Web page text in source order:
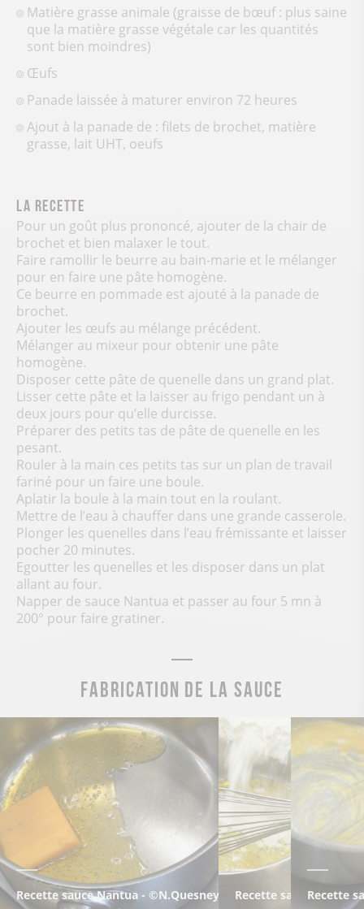
Matière grasse animale (graisse de bœuf : plus saine
que la matière grasse végétale car les quantités
sont bien moindres)
Œufs
Panade laissée à maturer environ 72 heures
Ajout à la panade de : filets de brochet, matière
grasse, lait UHT, oeufs
La Recette
Pour un goût plus prononcé, ajouter de la chair de
brochet et bien malaxer le tout.
Faire ramollir le beurre au bain-marie et le mélanger
pour en faire une pâte homogène.
Ce beurre en pommade est ajouté à la panade de
brochet.
Ajouter les œufs au mélange précédent.
Mélanger au mixeur pour obtenir une pâte
homogène.
Disposer cette pâte de quenelle dans un grand plat.
Lisser cette pâte et la laisser au frigo pendant un à
deux jours pour qu’elle durcisse.
Préparer des petits tas de pâte de quenelle en les
pesant.
Rouler à la main ces petits tas sur un plan de travail
fariné pour un faire une boule.
Aplatir la boule à la main tout en la roulant.
Mettre de l’eau à chauffer dans une grande casserole.
Plonger les quenelles dans l’eau frémissante et laisser
pocher 20 minutes.
Egoutter les quenelles et les disposer dans un plat
allant au four.
Napper de sauce Nantua et passer au four 5 mn à
200° pour faire gratiner.
Fabrication de la sauce
Recette sauce Nantua - ©N.Quesney-Bar@Haut-Recette sauce Nantua
Recette